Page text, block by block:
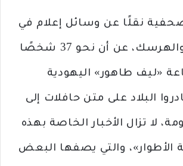
نقلًا عن وسائل إعلام في
دولة البوسنة والهرسك، عن أن نحو 37 شخصًا
«ليف طاهور» اليهودية
البلاد على متن حافلات إلى
لا تزال الأخبار الخاصة بهذه
الأطوار»، والتي يصفها البعض